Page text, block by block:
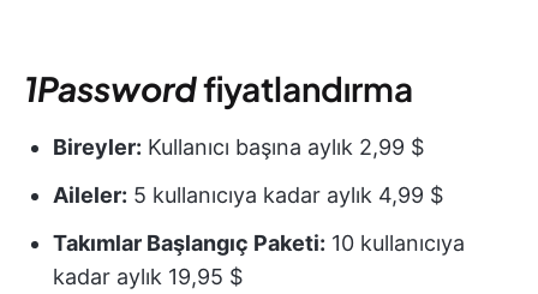
1Passwordfiyatlandırma
Bireyler: Kullanıcı başına aylık 2,99 $
Aileler: 5 kullanıcıya kadar aylık 4,99 $
Takımlar Başlangıç Paketi: 10 kullanıcıya
kadar aylık 19,95 $